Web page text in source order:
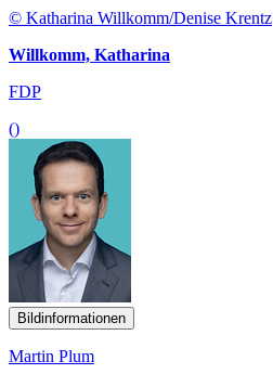
© Katharina Willkomm/Denise Krentz
Willkomm, Katharina
FDP
()
Bildinformationen
Martin Plum